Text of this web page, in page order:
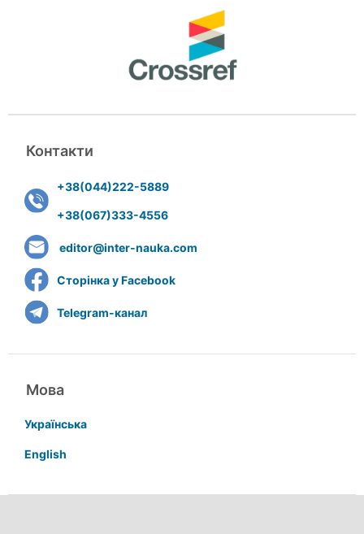
Контакти
+38(044)222-5889
+38(067)333-4556
editor@inter-nauka.com
Сторінка у Facebook
Telegram-канал
Мова
Українська
English